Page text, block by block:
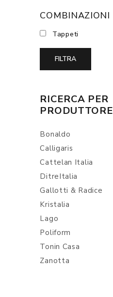
COMBINAZIONI
Tappeti
RICERCA PER
PRODUTTORE
Bonaldo
Calligaris
Cattelan Italia
DitreItalia
Gallotti & Radice
Kristalia
Lago
Poliform
Tonin Casa
Zanotta